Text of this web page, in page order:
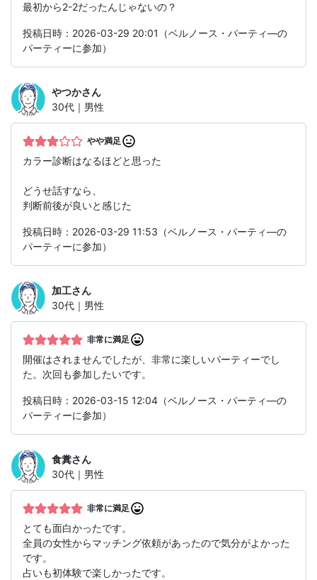
最初から2-2だったんじゃないの？
投稿日時：2026-03-29 20:01（ベルノース・パーティ―の
パーティーに参加）
やつかさん
30代｜男性
やや満足
カラー診断はなるほどと思った
どうせ話すなら、
判断前後が良いと感じた
投稿日時：2026-03-29 11:53（ベルノース・パーティ―の
パーティーに参加）
加工さん
30代｜男性
非常に満足
開催はされませんでしたが、非常に楽しいパーティーでし
た。次回も参加したいです。
投稿日時：2026-03-15 12:04（ベルノース・パーティ―の
パーティーに参加）
食糞さん
30代｜男性
非常に満足
とても面白かったです。
全員の女性からマッチング依頼があったので気分がよかった
です。
占いも初体験で楽しかったです。